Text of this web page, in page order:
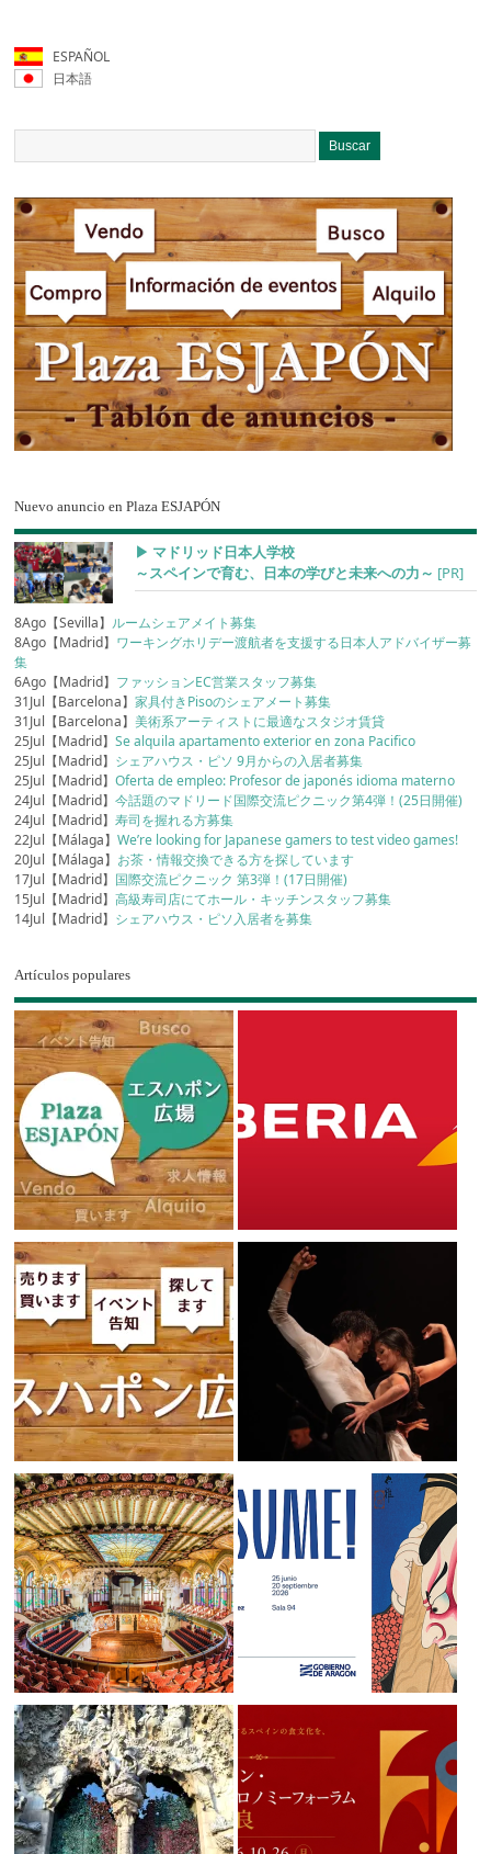
ESPAÑOL
日本語
Nuevo anuncio en Plaza ESJAPÓN
▶︎ マドリッド日本人学校
～スペインで育む、日本の学びと未来への力～ [PR]
8Ago【Sevilla】 ルームシェアメイト募集
8Ago【Madrid】 ワーキングホリデー渡航者を支援する日本人アドバイザー募
集
6Ago【Madrid】 ファッションEC営業スタッフ募集
31Jul【Barcelona】家具付きPisoのシェアメート募集
31Jul【Barcelona】美術系アーティストに最適なスタジオ賃貸
25Jul【Madrid】Se alquila apartamento exterior en zona Pacifico
25Jul【Madrid】 シェアハウス・ピソ 9月からの入居者募集
25Jul【Madrid】Oferta de empleo: Profesor de japonés idioma materno
24Jul【Madrid】今話題のマドリード国際交流ピクニック第4弾！(25日開催)
24Jul【Madrid】寿司を握れる方募集
22Jul【Málaga】We’re looking for Japanese gamers to test video games!
20Jul【Málaga】 お茶・情報交換できる方を探しています
17Jul【Madrid】 国際交流ピクニック 第3弾！(17日開催)
15Jul【Madrid】高級寿司店にてホール・キッチンスタッフ募集
14Jul【Madrid】 シェアハウス・ピソ入居者を募集
Artículos populares